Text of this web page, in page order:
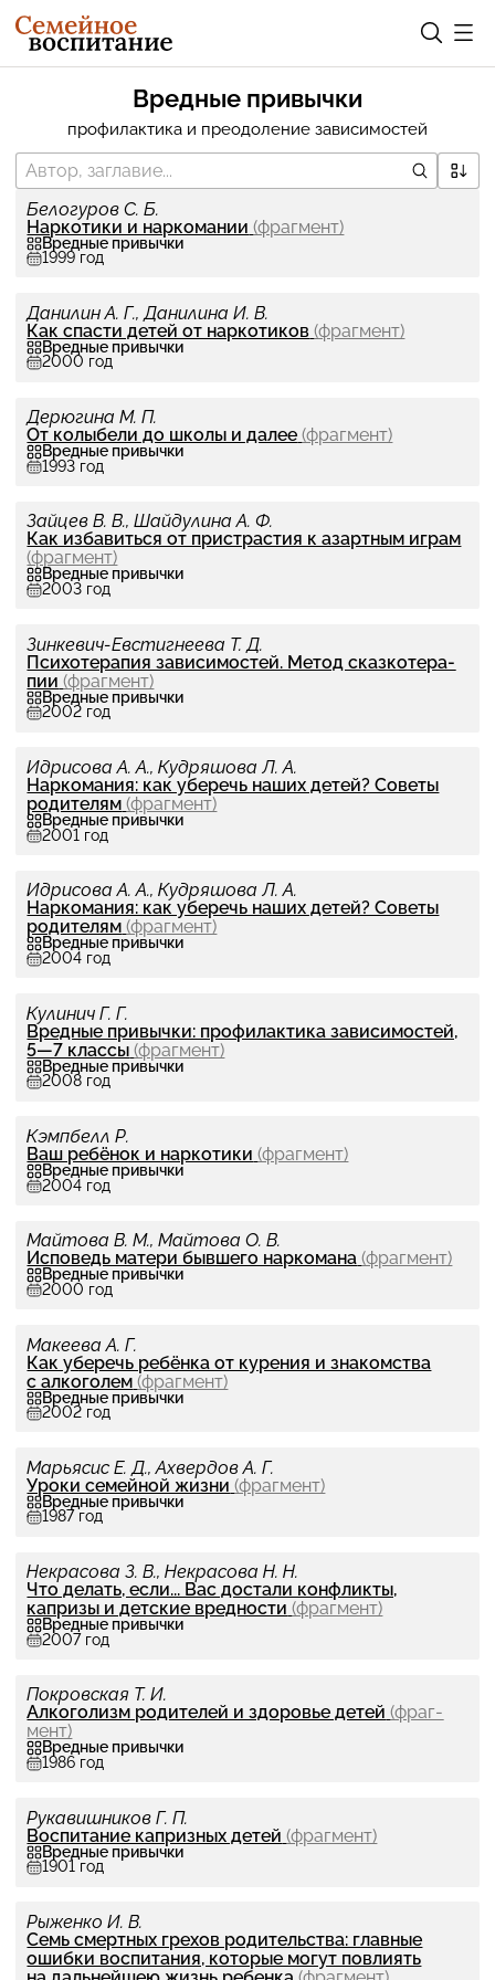
Источники
Материалы
Рубрики
Авторы
Хронология
О проекте
Обратная связь
Вредные привычки
профилактика и преодоление зависимостей
Белогуров С. Б.
Нар­котики и нар­ко­ма­нии (фраг­мент)
Вредные привычки
1999 год
Данилин А. Г., Данилина И. В.
Как спасти детей от нар­коти­ков (фраг­мент)
Вредные привычки
2000 год
Дерюгина М. П.
От колы­бели до школы и далее (фраг­мент)
Вредные привычки
1993 год
Зайцев В. В., Шайдулина А. Ф.
Как избавиться от при­стра­стия к азарт­ным играм
(фраг­мент)
Вредные привычки
2003 год
Зинкевич-Евстигнеева Т. Д.
Пси­хо­те­ра­пия зави­си­мо­стей. Метод сказ­ко­те­ра­
пии (фраг­мент)
Вредные привычки
2002 год
Идрисова А. А., Кудряшова Л. А.
Нар­ко­ма­ния: как уберечь наших детей? Советы
роди­те­лям (фраг­мент)
Вредные привычки
2001 год
Идрисова А. А., Кудряшова Л. А.
Нар­ко­ма­ния: как уберечь наших детей? Советы
роди­те­лям (фраг­мент)
Вредные привычки
2004 год
Кулинич Г. Г.
Вредные при­вычки: про­фи­лак­тика зави­си­мо­стей,
5‍—‍7 классы (фраг­мент)
Вредные привычки
2008 год
Кэмпбелл Р.
Ваш ребёнок и нар­котики (фраг­мент)
Вредные привычки
2004 год
Майтова В. М., Майтова О. В.
Испо­ведь матери бывшего нар­ко­мана (фраг­мент)
Вредные привычки
2000 год
Макеева А. Г.
Как уберечь ребёнка от курения и зна­ком­ства
с алко­го­лем (фраг­мент)
Вредные привычки
2002 год
Марьясис Е. Д., Ахвердов А. Г.
Уроки семей­ной жизни (фраг­мент)
Вредные привычки
1987 год
Некрасова З. В., Некрасова Н. Н.
Что делать, если... Вас достали кон­фликты,
капризы и детские вред­но­сти (фраг­мент)
Вредные привычки
2007 год
Покровская Т. И.
Алко­го­лизм роди­те­лей и здо­ро­вье детей (фраг­
мент)
Вредные привычки
1986 год
Рукавишников Г. П.
Вос­пита­ние капризных детей (фраг­мент)
Вредные привычки
1901 год
Рыженко И. В.
Семь смерт­ных грехов роди­тель­ства: главные
ошибки вос­пита­ния, которые могут повли­ять